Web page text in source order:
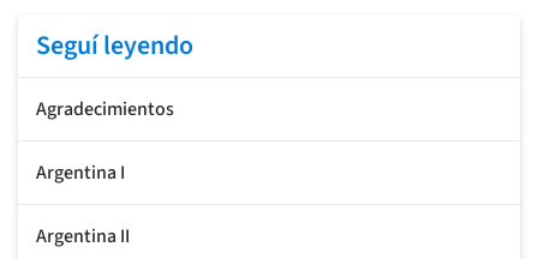
Seguí leyendo
Agradecimientos
Argentina I
Argentina II